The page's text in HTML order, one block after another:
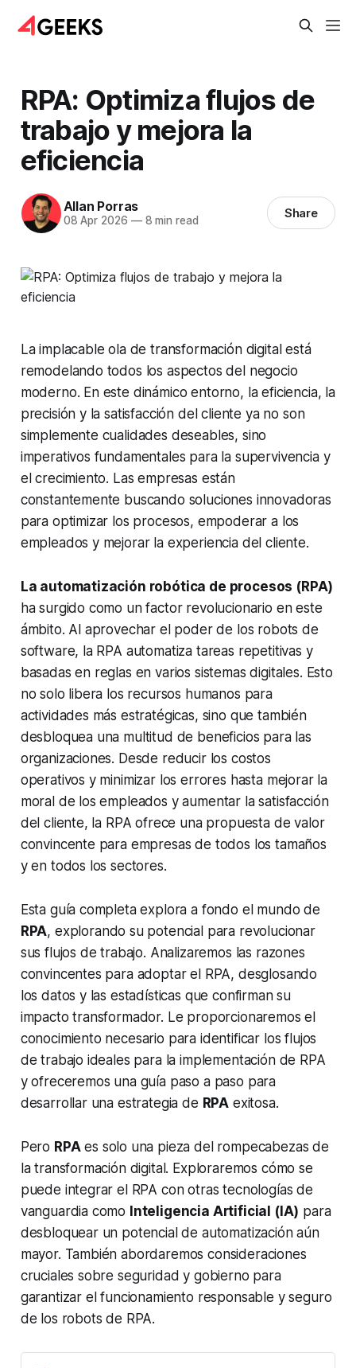
RPA: Optimiza flujos de
trabajo y mejora la
eficiencia
Allan Porras
08 Apr 2026 —8 min read Share
La implacable ola de transformación digital está
remodelando todos los aspectos del negocio
moderno. En este dinámico entorno, la eficiencia, la
precisión y la satisfacción del cliente ya no son
simplemente cualidades deseables, sino
imperativos fundamentales para la supervivencia y
el crecimiento. Las empresas están
constantemente buscando soluciones innovadoras
para optimizar los procesos, empoderar a los
empleados y mejorar la experiencia del cliente.
La automatización robótica de procesos (RPA)
ha surgido como un factor revolucionario en este
ámbito. Al aprovechar el poder de los robots de
software, la RPA automatiza tareas repetitivas y
basadas en reglas en varios sistemas digitales. Esto
no solo libera los recursos humanos para
actividades más estratégicas, sino que también
desbloquea una multitud de beneficios para las
organizaciones. Desde reducir los costos
operativos y minimizar los errores hasta mejorar la
moral de los empleados y aumentar la satisfacción
del cliente, la RPA ofrece una propuesta de valor
convincente para empresas de todos los tamaños
y en todos los sectores.
Esta guía completa explora a fondo el mundo de
RPA, explorando su potencial para revolucionar
sus flujos de trabajo. Analizaremos las razones
convincentes para adoptar el RPA, desglosando
los datos y las estadísticas que confirman su
impacto transformador. Le proporcionaremos el
conocimiento necesario para identificar los flujos
de trabajo ideales para la implementación de RPA
y ofreceremos una guía paso a paso para
desarrollar una estrategia de RPA exitosa.
Pero RPAes solo una pieza del rompecabezas de
la transformación digital. Exploraremos cómo se
puede integrar el RPA con otras tecnologías de
vanguardia como Inteligencia Artificial (IA) para
desbloquear un potencial de automatización aún
mayor. También abordaremos consideraciones
cruciales sobre seguridad y gobierno para
garantizar el funcionamiento responsable y seguro
de los robots de RPA.